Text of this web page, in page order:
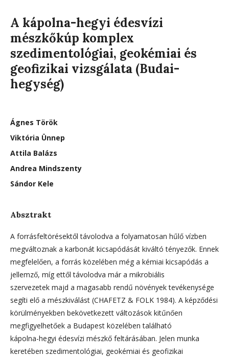
A kápolna-hegyi édesvízi
mészkőkúp komplex
szedimentológiai, geokémiai és
geofizikai vizsgálata (Budai-
hegység)
Ágnes Török
Viktória Ünnep
Attila Balázs
Andrea Mindszenty
Sándor Kele
Absztrakt
A forrásfeltörésektől távolodva a folyamatosan hűlő vízben
megváltoznak a karbonát kicsapódását kiváltó tényezők. Ennek
megfelelően, a forrás közelében még a kémiai kicsapódás a
jellemző, míg ettől távolodva már a mikrobiális
szervezetek majd a magasabb rendű növények tevékenysége
segíti elő a mészkiválást (CHAFETZ & FOLK 1984). A képződési
körülményekben bekövetkezett változások kitűnően
megfigyelhetőek a Budapest közelében található
kápolna-hegyi édesvízi mészkő feltárásában. Jelen munka
keretében szedimentológiai, geokémiai és geofizikai